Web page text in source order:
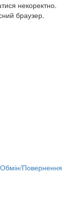
некоректно.
браузер.
Повернення